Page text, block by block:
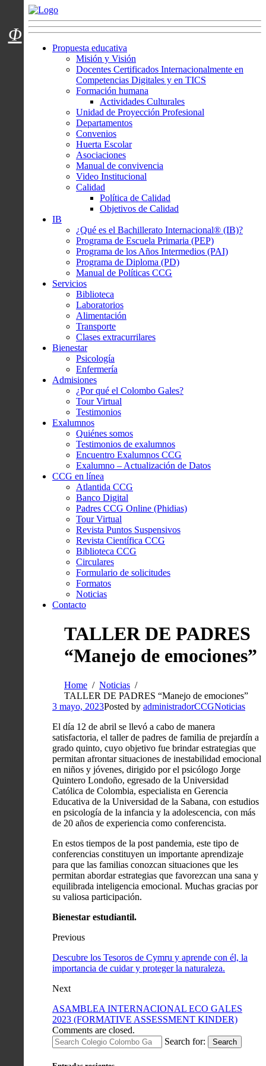
Menú usuarios
Propuesta educativa
Misión y Visión
Docentes Certificados Internacionalmente en
Competencias Digitales y en TICS
Formación humana
Actividades Culturales
Unidad de Proyección Profesional
Departamentos
Convenios
Huerta Escolar
Asociaciones
Manual de convivencia
Video Institucional
Calidad
Política de Calidad
Objetivos de Calidad
IB
¿Qué es el Bachillerato Internacional® (IB)?
Programa de Escuela Primaria (PEP)
Programa de los Años Intermedios (PAI)
Programa de Diploma (PD)
Manual de Políticas CCG
Servicios
Biblioteca
Laboratorios
Alimentación
Transporte
Clases extracurrilares
Bienestar
Psicología
Enfermería
Admisiones
¿Por qué el Colombo Gales?
Tour Virtual
Testimonios
Exalumnos
Quiénes somos
Testimonios de exalumnos
Encuentro Exalumnos CCG
Exalumno – Actualización de Datos
CCG en línea
Atlantida CCG
Banco Digital
Padres CCG Online (Phidias)
Tour Virtual
Revista Puntos Suspensivos
Revista Científica CCG
Biblioteca CCG
Circulares
Formulario de solicitudes
Formatos
Noticias
Contacto
TALLER DE PADRES
“Manejo de emociones”
Home
Noticias
TALLER DE PADRES “Manejo de emociones”
3 mayo, 2023Posted by administradorCCGNoticias
El día 12 de abril se llevó a cabo de manera
satisfactoria, el taller de padres de familia de prejardín a
grado quinto, cuyo objetivo fue brindar estrategias que
permitan afrontar situaciones de inestabilidad emocional
en niños y jóvenes, dirigido por el psicólogo Jorge
Quintero Londoño, egresado de la Universidad
Católica de Colombia, especialista en Gerencia
Educativa de la Universidad de la Sabana, con estudios
en psicología de la infancia y la adolescencia, con más
de 20 años de experiencia como conferencista.
En estos tiempos de la post pandemia, este tipo de
conferencias constituyen un importante aprendizaje
para que las familias conozcan situaciones que les
permitan abordar estrategias que favorezcan una sana y
equilibrada inteligencia emocional. Muchas gracias por
su valiosa participación.
Bienestar estudiantil.
Previous
Descubre los Tesoros de Cymru y aprende con él, la
importancia de cuidar y proteger la naturaleza.
Next
ASAMBLEA INTERNACIONAL ECO GALES
2023 (FORMATIVE ASSESSMENT KINDER)
Comments are closed.
Search for:
Search
Φ